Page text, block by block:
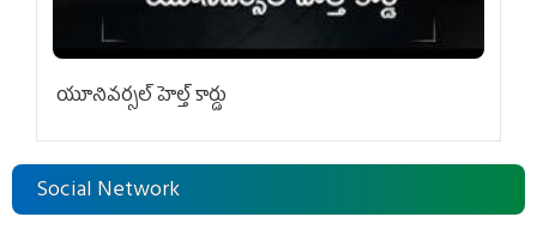
యూనివ‌ర్స‌ల్ హెల్త్ కార్డు
Social Network